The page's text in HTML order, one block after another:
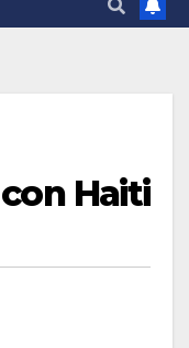
Haiti